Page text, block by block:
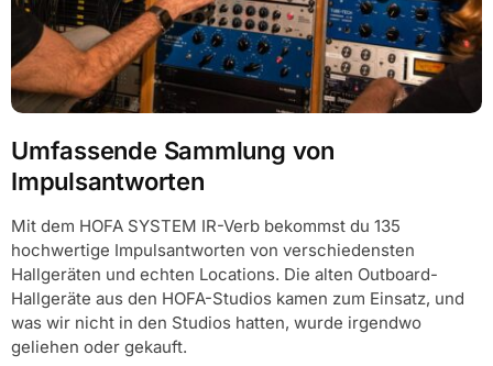
Umfassende Sammlung von
Impulsantworten
Mit dem HOFA SYSTEM IR-Verb bekommst du 135
hochwertige Impulsantworten von verschiedensten
Hallgeräten und echten Locations. Die alten Outboard-
Hallgeräte aus den HOFA-Studios kamen zum Einsatz, und
was wir nicht in den Studios hatten, wurde irgendwo
geliehen oder gekauft.